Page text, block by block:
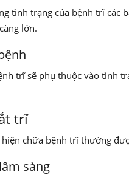
tình trạng của bệnh trĩ các
lớn.
trĩ sẽ phụ thuộc vào tình
trĩ
chữa bệnh trĩ thường
sàng